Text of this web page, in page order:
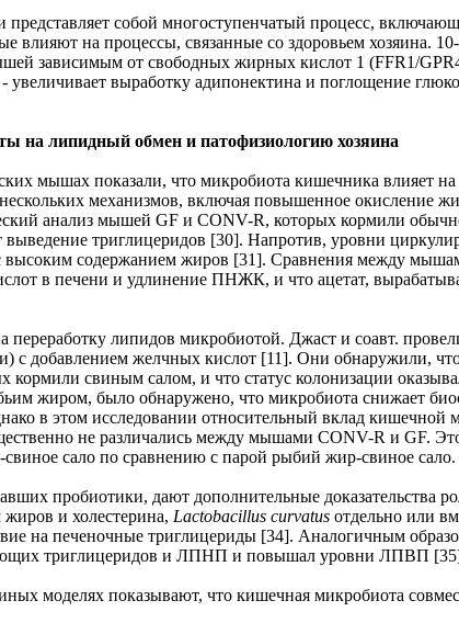
представляет собой многоступенчатый процесс,
влияют на процессы, связанные со здоровьем хозяина.
зависимым от свободных жирных кислот 1 (FFR1/
увеличивает выработку адипонектина и поглощение
на липидный обмен и патофизиологию хозяина
мышах показали, что микробиота кишечника
механизмов, включая повышенное
анализ мышей GF и CONV-R, которых кормили
выведение триглицеридов [30]. Напротив, уровни
содержанием жиров [31]. Сравнения между
в печени и удлинение ПНЖК, и что ацетат,
переработку липидов микробиотой. Джаст и соавт.
добавлением желчных кислот [11]. Они обнаружили,
кормили свиным салом, и что статус колонизации
жиром, было обнаружено, что микробиота снижает
в этом исследовании относительный вклад
не различались между мышами CONV-R и GF.
свиное сало по сравнению с парой рыбий жир-свиное сало.
пробиотики, дают дополнительные
и холестерина, Lactobacillus curvatus отдельно или
на печеночные триглицериды [34]. Аналогичным
триглицеридов и ЛПНП и повышал уровни ЛПВП
моделях показывают, что кишечная микробиота